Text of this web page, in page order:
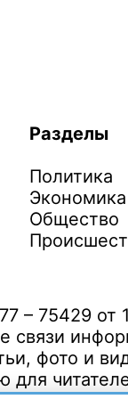
Разделы
Политика
Экономика
Общество
75429 от
связи
фото и